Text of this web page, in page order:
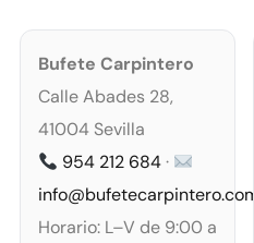
Bufete Carpintero
Calle Abades 28,
41004 Sevilla
954 212 684·
info@bufetecarpintero.com
Horario: L–V de 9:00 a